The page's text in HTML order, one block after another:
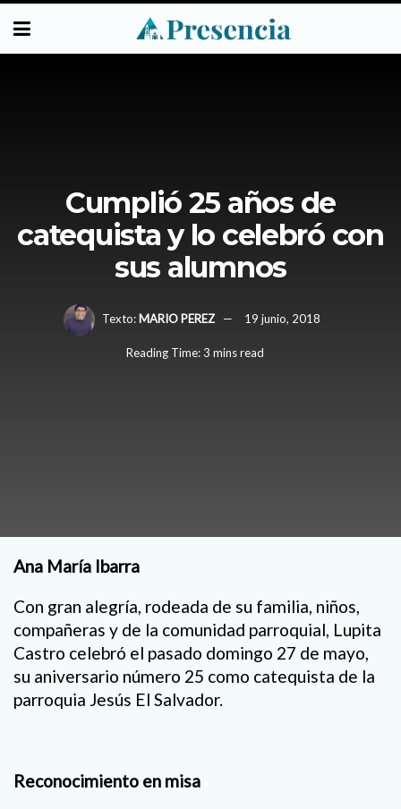
Cumplió 25 años de
catequista y lo celebró con
sus alumnos
Texto: MARIO PEREZ 19 junio, 2018
Reading Time: 3 mins read
Ana María Ibarra
Con gran alegría, rodeada de su familia, niños,
compañeras y de la comunidad parroquial, Lupita
Castro celebró el pasado domingo 27 de mayo,
su aniversario número 25 como catequista de la
parroquia Jesús El Salvador.
Reconocimiento en misa